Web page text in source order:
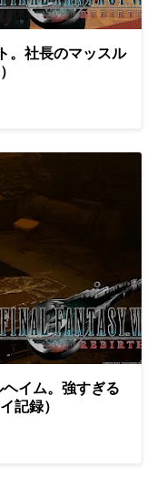
。社長のマッスル
イム。強すぎる
記録）